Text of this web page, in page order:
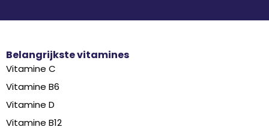
Belangrijkste vitamines
Vitamine C
Vitamine B6
Vitamine D
Vitamine B12